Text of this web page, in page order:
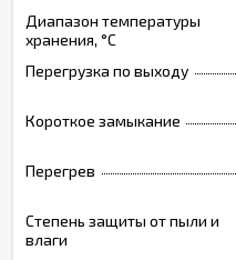
Диапазон температуры
хранения, °С
Перегрузка по выходу
Короткое замыкание
Перегрев
Степень защиты от пыли и
влаги